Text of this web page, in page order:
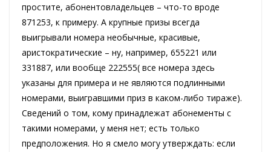
простите, абонентовладельцев – что-то вроде
871253, к примеру. А крупные призы всегда
выигрывали номера необычные, красивые,
аристократические – ну, например, 655221 или
331887, или вообще 222555( все номера здесь
указаны для примера и не являются подлинными
номерами, выигравшими приз в каком-либо тираже).
Сведений о том, кому принадлежат абонементы с
такими номерами, у меня нет; есть только
предположения. Но я смело могу утверждать: если